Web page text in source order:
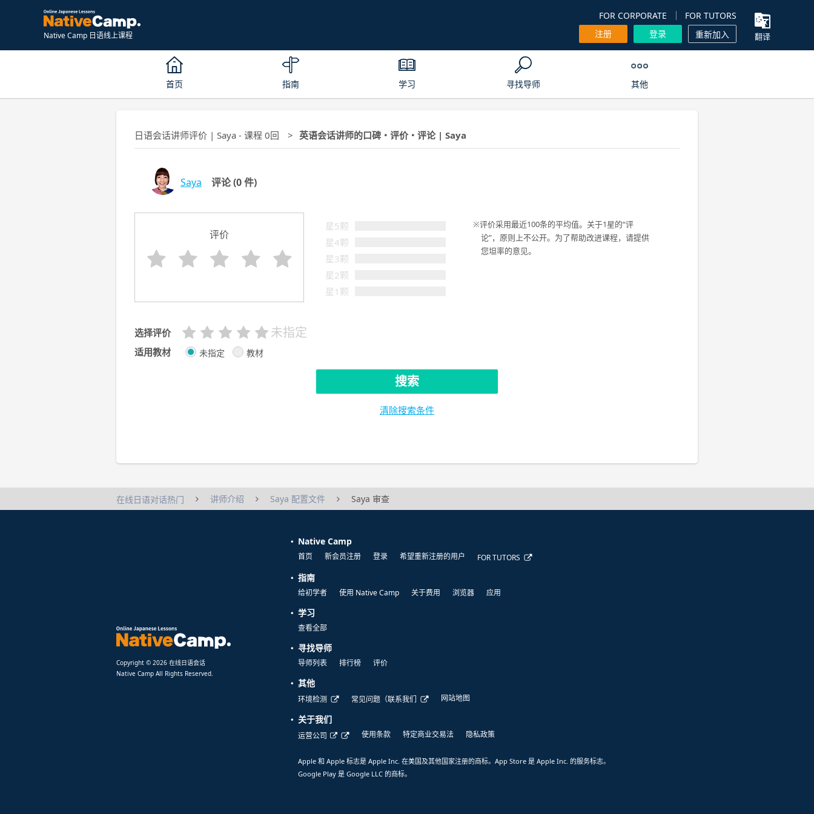
Native Camp 日语线上课程
FOR CORPORATE
FOR TUTORS
注册
登录 重新加入 翻译
首页 指南 学习 寻找导师 其他
日语会话讲师评价 | Saya - 课程 0回 英语会话讲师的口碑・评价・评论 | Saya
Saya 评论(0 件)
评价
星5颗
星4颗
星3颗
星2颗
星1颗
评价采用最近100条的平均值。关于1星的“评
论”，原则上不公开。为了帮助改进课程，请提供
您坦率的意见。
选择评价 未指定
适用教材 未指定 教材
搜索
清除搜索条件
在线日语对话热门 讲师介绍 Saya 配置文件 Saya 审查
Copyright © 2026 在线日语会话
Native Camp All Rights Reserved.
Native Camp
首页 新会员注册 登录 希望重新注册的用户 FOR TUTORS
指南
给初学者 使用 Native Camp 关于费用 浏览器 应用
学习
查看全部
寻找导师
导师列表 排行榜 评价
其他
环境检测 常见问题（联系我们 网站地图
关于我们
运营公司 使用条款 特定商业交易法 隐私政策
Apple 和 Apple 标志是 Apple Inc. 在美国及其他国家注册的商标。App Store 是 Apple Inc. 的服务标志。
Google Play 是 Google LLC 的商标。